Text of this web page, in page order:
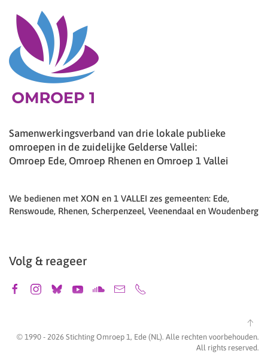
Samenwerkingsverband van drie lokale publieke
omroepen in de zuidelijke Gelderse Vallei:
Omroep Ede, Omroep Rhenen en Omroep 1 Vallei
We bedienen met XON en 1 VALLEI zes gemeenten: Ede,
Renswoude, Rhenen, Scherpenzeel, Veenendaal en Woudenberg
Volg & reageer
© 1990 - 2026 Stichting Omroep 1, Ede (NL). Alle rechten voorbehouden.
All rights reserved.